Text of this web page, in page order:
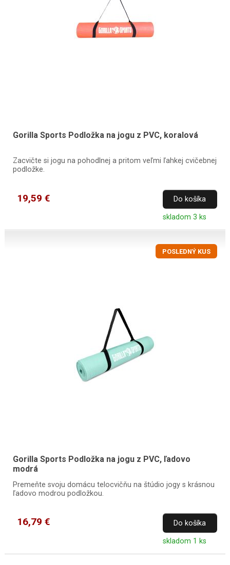
Gorilla Sports Podložka na jogu z PVC, koralová
Zacvičte si jogu na pohodlnej a pritom veľmi ľahkej cvičebnej
podložke.
19,59 € Do košíka
skladom 3 ks
POSLEDNÝ KUS
Gorilla Sports Podložka na jogu z PVC, ľadovo
modrá
Premeňte svoju domácu telocvičňu na štúdio jogy s krásnou
ľadovo modrou podložkou.
16,79 € Do košíka
skladom 1 ks